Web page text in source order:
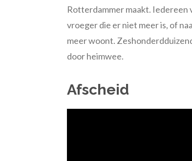
Rotterdammer maakt. Iedereen
vroeger die er niet meer is, of
meer woont.
door heimwee.
Afscheid